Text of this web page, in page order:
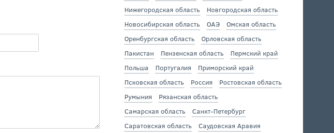
Нижегородская область
Новгородская область
Новосибирская область
ОАЭ
Омская область
Оренбургская область
Орловская область
Пакистан
Пензенская область
Пермский край
Польша
Португалия
Приморский край
Псковская область
Россия
Ростовская область
Румыния
Рязанская область
Самарская область
Санкт-Петербург
Саратовская область
Саудовская Аравия